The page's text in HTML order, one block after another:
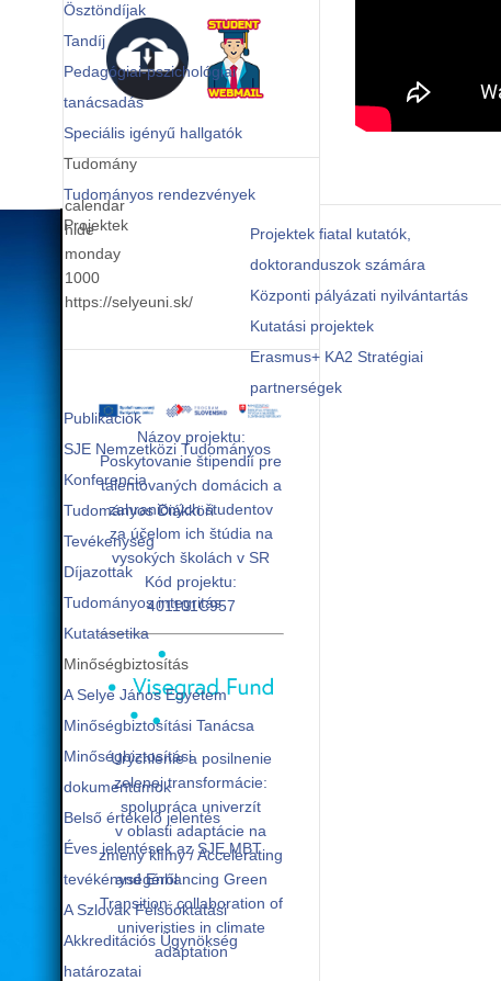
Ösztöndíjak
Tandíj
Pedagógiai-pszichológiai
tanácsadás
Speciális igényű hallgatók
Tudomány
Tudományos rendezvények
Projektek
Projektek fiatal kutatók,
doktoranduszok számára
Központi pályázati nyilvántartás
Kutatási projektek
Erasmus+ KA2 Stratégiai
partnerségek
Publikációk
SJE Nemzetközi Tudományos
Konferencia
Tudományos Diákköri
Tevékenység
Díjazottak
Tudományos integritás
Kutatásetika
Minőségbiztosítás
A Selye János Egyetem
Minőségbiztosítási Tanácsa
Minőségbiztosítási
dokumentumok
Belső értékelő jelentés
Éves jelentések az SJE MBT
tevékénységéről
A Szlovák Felsőoktatási
Akkreditációs Ügynökség
határozatai
calendar
hide
monday
1000
https://selyeuni.sk/
Názov projektu:
Poskytovanie štipendií pre
talentovaných domácich a
zahraničných študentov
za účelom ich štúdia na
vysokých školách v SR
Kód projektu:
401101C957
Urýchlenie a posilnenie
zelenej transformácie:
spolupráca univerzít
v oblasti adaptácie na
zmeny klímy / Accelerating
and Enhancing Green
Transition: collaboration of
univeristies in climate
adaptation